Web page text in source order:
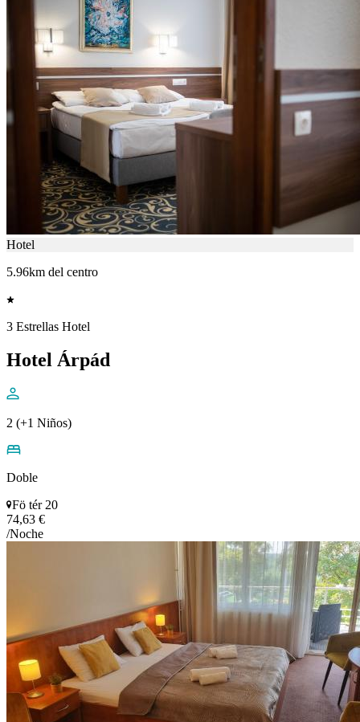
Hotel
5.96km del centro
3 Estrellas Hotel
Hotel Árpád
2 (+1 Niños)
Doble
Fö tér 20
74,63 €
/Noche